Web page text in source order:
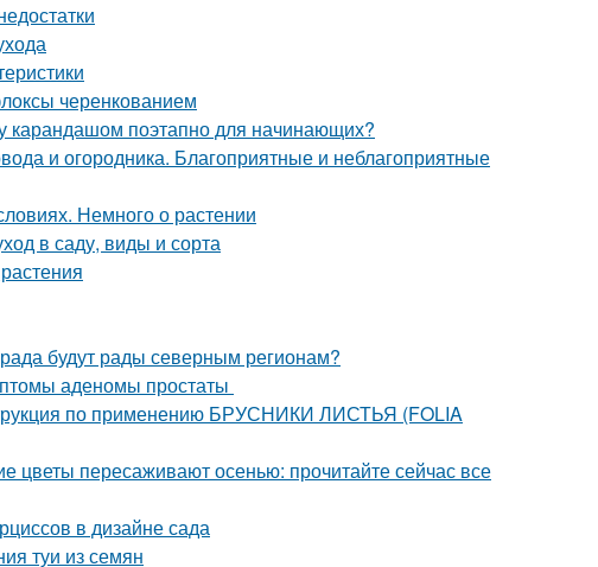
черенкованием
карандашом поэтапно для начинающих?
и огородника. Благоприятные и неблагоприятные
Немного о растении
в саду, виды и сорта
будут рады северным регионам?
аденомы простаты
по применению БРУСНИКИ ЛИСТЬЯ (FOLIA
цветы пересаживают осенью: прочитайте сейчас все
в дизайне сада
туи из семян